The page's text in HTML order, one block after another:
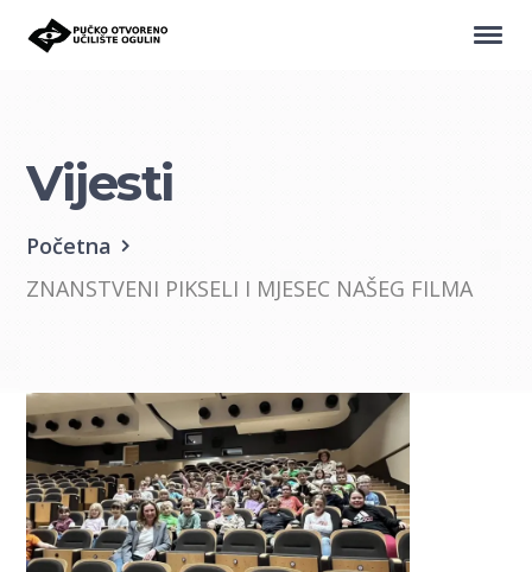
Vijesti
Početna
ZNANSTVENI PIKSELI I MJESEC NAŠEG FILMA